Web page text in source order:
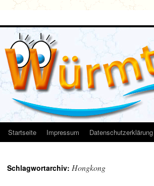
springen
Startseite Impressum Datenschutzerklärung
Schlagwortarchiv: Hongkong